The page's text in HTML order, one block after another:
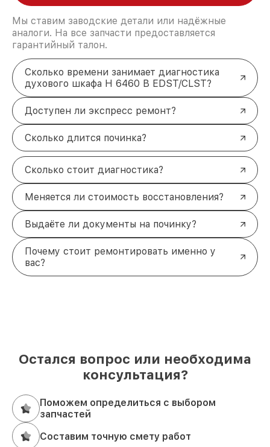
Мы ставим заводские детали или надёжные
аналоги. На все запчасти предоставляется
гарантийный талон.
Сколько времени занимает диагностика
духового шкафа H 6460 B EDST/CLST?
Доступен ли экспресс ремонт?
Сколько длится починка?
Сколько стоит диагностика?
Меняется ли стоимость восстановления?
Выдаёте ли документы на починку?
Почему стоит ремонтировать именно у
вас?
Остался вопрос или необходима
консультация?
Поможем определиться с выбором
запчастей
Составим точную смету работ